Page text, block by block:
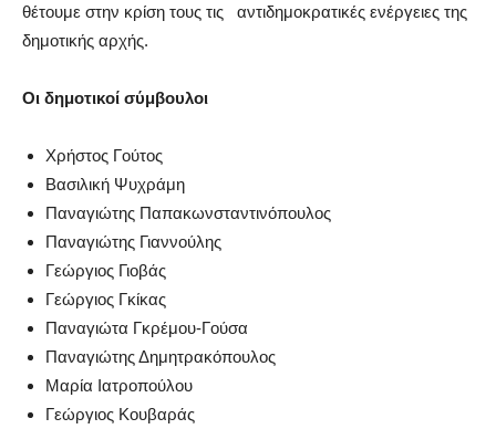
θέτουμε στην κρίση τους τις αντιδημοκρατικές ενέργειες της
δημοτικής αρχής.
Οι δημοτικοί σύμβουλοι
Χρήστος Γούτος
Βασιλική Ψυχράμη
Παναγιώτης Παπακωνσταντινόπουλος
Παναγιώτης Γιαννούλης
Γεώργιος Γιοβάς
Γεώργιος Γκίκας
Παναγιώτα Γκρέμου-Γούσα
Παναγιώτης Δημητρακόπουλος
Μαρία Ιατροπούλου
Γεώργιος Κουβαράς